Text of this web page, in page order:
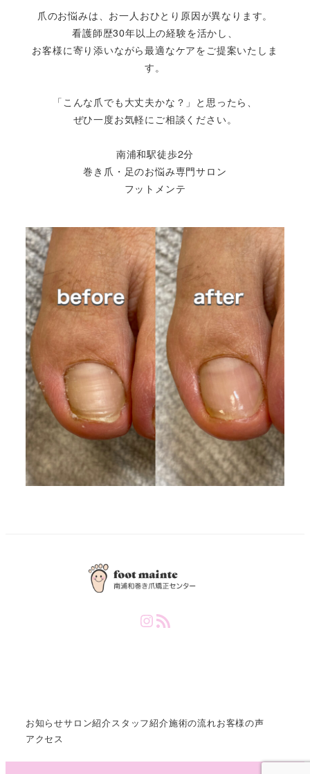
爪のお悩みは、お一人おひとり原因が異なります。
看護師歴30年以上の経験を活かし、
お客様に寄り添いながら最適なケアをご提案いたしま
す。
「こんな爪でも大丈夫かな？」と思ったら、
ぜひ一度お気軽にご相談ください。
南浦和駅徒歩2分
巻き爪・足のお悩み専門サロン
フットメンテ
InstagramRSS Feed
お知らせサロン紹介スタッフ紹介施術の流れお客様の声
アクセス